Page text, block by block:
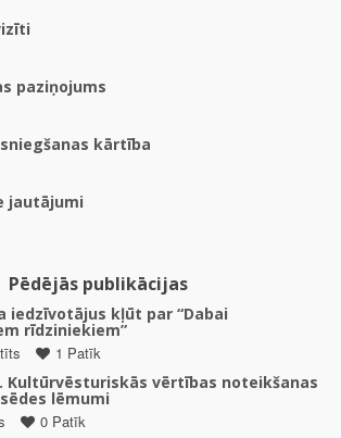
paziņojums
kārtība
jautājumi
Pēdējās publikācijas
iedzīvotājus kļūt par “Dabai
rīdziniekiem”
1 Patīk
Kultūrvēsturiskās vērtības noteikšanas
lēmumi
0 Patīk